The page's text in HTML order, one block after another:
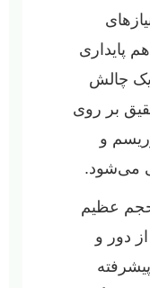
پایداری
یک چالش
بر روی
و
می‌شود.
عظیم
دور و